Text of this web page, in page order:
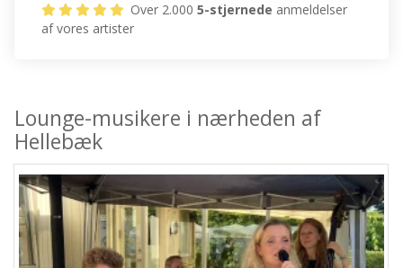
Over 2.0005-stjernede anmeldelser
af vores artister
Lounge-musikere i nærheden af
Hellebæk